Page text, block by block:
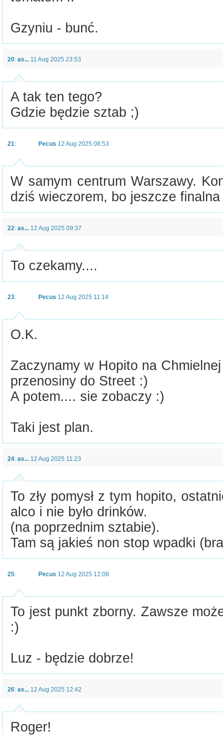
Gzyniu - bunć.
20: as... 11 Aug 2025 23:53
A tak ten tego?
Gdzie będzie sztab ;)
21: Pecus 12 Aug 2025 08:53
W samym centrum Warszawy.
dziś wieczorem, bo jeszcze
22: as... 12 Aug 2025 09:37
To czekamy....
23: Pecus 12 Aug 2025 11:14
O.K.
Zaczynamy w Hopito na
przenosiny do Street :)
A potem.... sie zobaczy :)
Taki jest plan.
24: as... 12 Aug 2025 11:23
To zły pomysł z tym hopito,
alco i nie było drinków.
(na poprzednim sztabie).
Tam są jakieś non stop wpadki
25: Pecus 12 Aug 2025 12:08
To jest punkt zborny. Zawsze
:)
Luz - będzie dobrze!
26: as... 12 Aug 2025 12:42
Roger!